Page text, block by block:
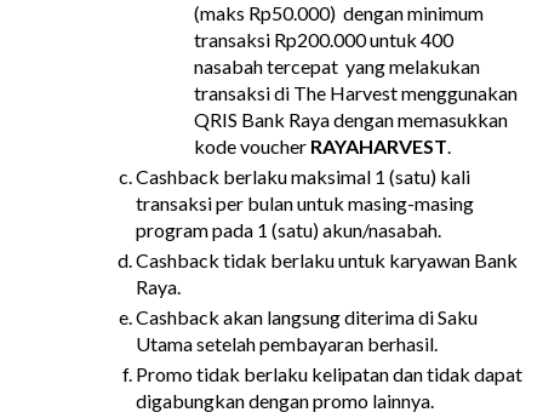
(maks Rp50.000)  dengan minimum
transaksi Rp200.000 untuk 400
nasabah tercepat  yang melakukan
transaksi di The Harvest menggunakan
QRIS Bank Raya dengan memasukkan
kode voucher RAYAHARVEST.
Cashback berlaku maksimal 1 (satu) kali
transaksi per bulan untuk masing-masing
program pada 1 (satu) akun/nasabah.
Cashback tidak berlaku untuk karyawan Bank
Raya.
Cashback akan langsung diterima di Saku
Utama setelah pembayaran berhasil.
Promo tidak berlaku kelipatan dan tidak dapat
digabungkan dengan promo lainnya.